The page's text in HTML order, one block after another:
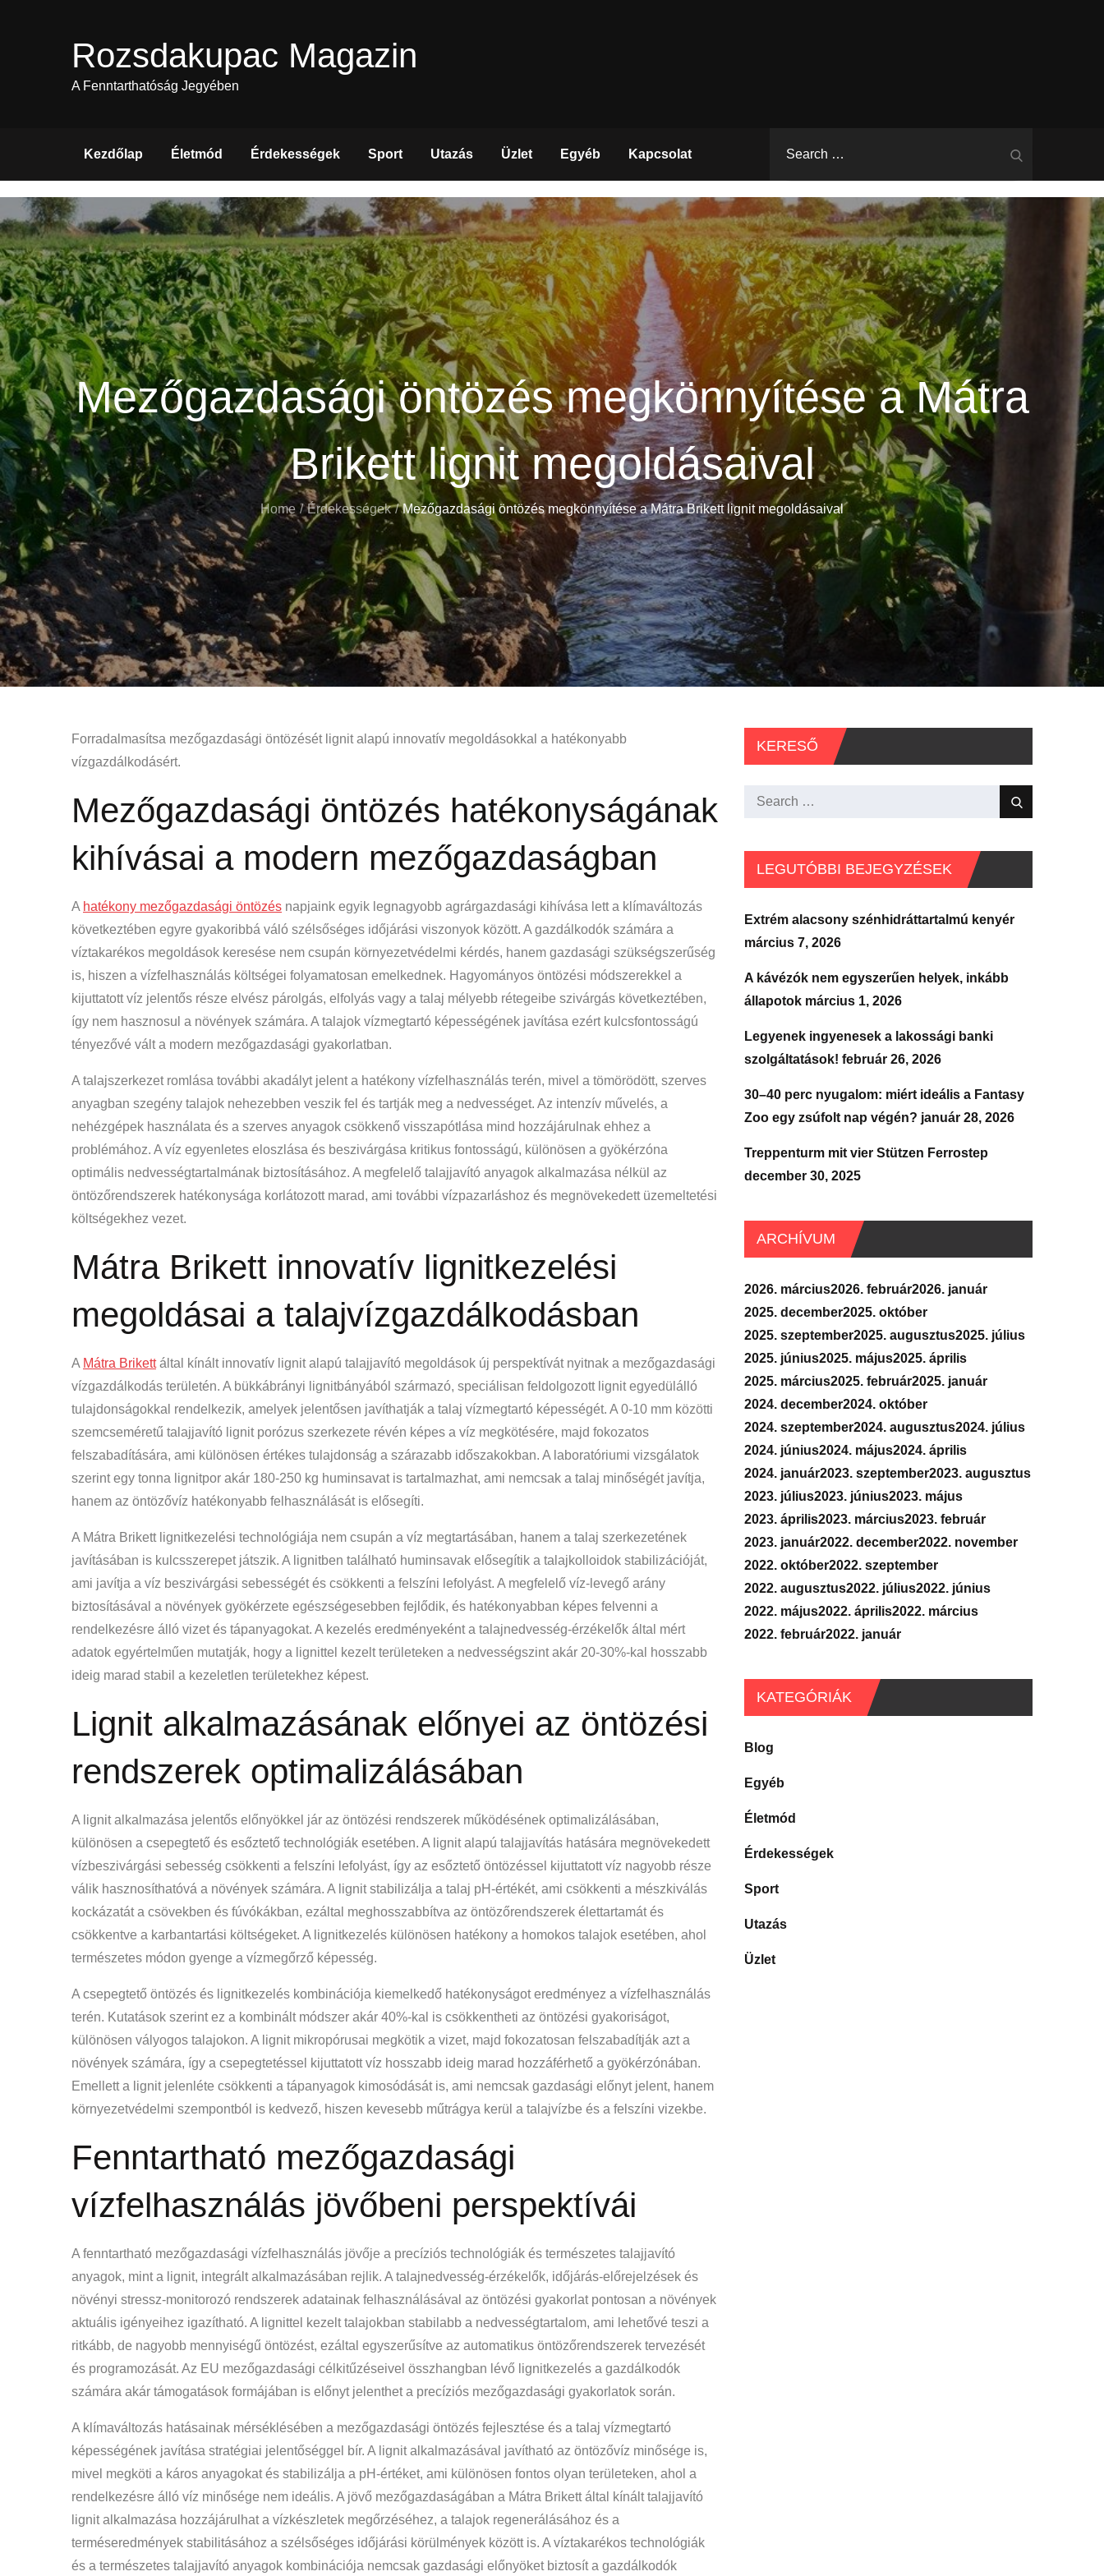
Rozsdakupac Magazin
A Fenntarthatóság Jegyében
Kezdőlap Életmód Érdekességek Sport Utazás Üzlet Egyéb Kapcsolat
Mezőgazdasági öntözés megkönnyítése a Mátra
Brikett lignit megoldásaival
Home Érdekességek Mezőgazdasági öntözés megkönnyítése a Mátra Brikett lignit megoldásaival
Forradalmasítsa mezőgazdasági öntözését lignit alapú innovatív megoldásokkal a hatékonyabb
vízgazdálkodásért.
Mezőgazdasági öntözés hatékonyságának
kihívásai a modern mezőgazdaságban
A hatékony mezőgazdasági öntözés napjaink egyik legnagyobb agrárgazdasági kihívása lett a klímaváltozás
következtében egyre gyakoribbá váló szélsőséges időjárási viszonyok között. A gazdálkodók számára a
víztakarékos megoldások keresése nem csupán környezetvédelmi kérdés, hanem gazdasági szükségszerűség
is, hiszen a vízfelhasználás költségei folyamatosan emelkednek. Hagyományos öntözési módszerekkel a
kijuttatott víz jelentős része elvész párolgás, elfolyás vagy a talaj mélyebb rétegeibe szivárgás következtében,
így nem hasznosul a növények számára. A talajok vízmegtartó képességének javítása ezért kulcsfontosságú
tényezővé vált a modern mezőgazdasági gyakorlatban.
A talajszerkezet romlása további akadályt jelent a hatékony vízfelhasználás terén, mivel a tömörödött, szerves
anyagban szegény talajok nehezebben veszik fel és tartják meg a nedvességet. Az intenzív művelés, a
nehézgépek használata és a szerves anyagok csökkenő visszapótlása mind hozzájárulnak ehhez a
problémához. A víz egyenletes eloszlása és beszivárgása kritikus fontosságú, különösen a gyökérzóna
optimális nedvességtartalmának biztosításához. A megfelelő talajjavító anyagok alkalmazása nélkül az
öntözőrendszerek hatékonysága korlátozott marad, ami további vízpazarláshoz és megnövekedett üzemeltetési
költségekhez vezet.
Mátra Brikett innovatív lignitkezelési
megoldásai a talajvízgazdálkodásban
A Mátra Brikettáltal kínált innovatív lignit alapú talajjavító megoldások új perspektívát nyitnak a mezőgazdasági
vízgazdálkodás területén. A bükkábrányi lignitbányából származó, speciálisan feldolgozott lignit egyedülálló
tulajdonságokkal rendelkezik, amelyek jelentősen javíthatják a talaj vízmegtartó képességét. A 0-10 mm közötti
szemcseméretű talajjavító lignit porózus szerkezete révén képes a víz megkötésére, majd fokozatos
felszabadítására, ami különösen értékes tulajdonság a szárazabb időszakokban. A laboratóriumi vizsgálatok
szerint egy tonna lignitpor akár 180-250 kg huminsavat is tartalmazhat, ami nemcsak a talaj minőségét javítja,
hanem az öntözővíz hatékonyabb felhasználását is elősegíti.
A Mátra Brikett lignitkezelési technológiája nem csupán a víz megtartásában, hanem a talaj szerkezetének
javításában is kulcsszerepet játszik. A lignitben található huminsavak elősegítik a talajkolloidok stabilizációját,
ami javítja a víz beszivárgási sebességét és csökkenti a felszíni lefolyást. A megfelelő víz-levegő arány
biztosításával a növények gyökérzete egészségesebben fejlődik, és hatékonyabban képes felvenni a
rendelkezésre álló vizet és tápanyagokat. A kezelés eredményeként a talajnedvesség-érzékelők által mért
adatok egyértelműen mutatják, hogy a lignittel kezelt területeken a nedvességszint akár 20-30%-kal hosszabb
ideig marad stabil a kezeletlen területekhez képest.
Lignit alkalmazásának előnyei az öntözési
rendszerek optimalizálásában
A lignit alkalmazása jelentős előnyökkel jár az öntözési rendszerek működésének optimalizálásában,
különösen a csepegtető és esőztető technológiák esetében. A lignit alapú talajjavítás hatására megnövekedett
vízbeszivárgási sebesség csökkenti a felszíni lefolyást, így az esőztető öntözéssel kijuttatott víz nagyobb része
válik hasznosíthatóvá a növények számára. A lignit stabilizálja a talaj pH-értékét, ami csökkenti a mészkiválás
kockázatát a csövekben és fúvókákban, ezáltal meghosszabbítva az öntözőrendszerek élettartamát és
csökkentve a karbantartási költségeket. A lignitkezelés különösen hatékony a homokos talajok esetében, ahol
természetes módon gyenge a vízmegőrző képesség.
A csepegtető öntözés és lignitkezelés kombinációja kiemelkedő hatékonyságot eredményez a vízfelhasználás
terén. Kutatások szerint ez a kombinált módszer akár 40%-kal is csökkentheti az öntözési gyakoriságot,
különösen vályogos talajokon. A lignit mikropórusai megkötik a vizet, majd fokozatosan felszabadítják azt a
növények számára, így a csepegtetéssel kijuttatott víz hosszabb ideig marad hozzáférhető a gyökérzónában.
Emellett a lignit jelenléte csökkenti a tápanyagok kimosódását is, ami nemcsak gazdasági előnyt jelent, hanem
környezetvédelmi szempontból is kedvező, hiszen kevesebb műtrágya kerül a talajvízbe és a felszíni vizekbe.
Fenntartható mezőgazdasági
vízfelhasználás jövőbeni perspektívái
A fenntartható mezőgazdasági vízfelhasználás jövője a precíziós technológiák és természetes talajjavító
anyagok, mint a lignit, integrált alkalmazásában rejlik. A talajnedvesség-érzékelők, időjárás-előrejelzések és
növényi stressz-monitorozó rendszerek adatainak felhasználásával az öntözési gyakorlat pontosan a növények
aktuális igényeihez igazítható. A lignittel kezelt talajokban stabilabb a nedvességtartalom, ami lehetővé teszi a
ritkább, de nagyobb mennyiségű öntözést, ezáltal egyszerűsítve az automatikus öntözőrendszerek tervezését
és programozását. Az EU mezőgazdasági célkitűzéseivel összhangban lévő lignitkezelés a gazdálkodók
számára akár támogatások formájában is előnyt jelenthet a precíziós mezőgazdasági gyakorlatok során.
A klímaváltozás hatásainak mérséklésében a mezőgazdasági öntözés fejlesztése és a talaj vízmegtartó
képességének javítása stratégiai jelentőséggel bír. A lignit alkalmazásával javítható az öntözővíz minősége is,
mivel megköti a káros anyagokat és stabilizálja a pH-értéket, ami különösen fontos olyan területeken, ahol a
rendelkezésre álló víz minősége nem ideális. A jövő mezőgazdaságában a Mátra Brikett által kínált talajjavító
lignit alkalmazása hozzájárulhat a vízkészletek megőrzéséhez, a talajok regenerálásához és a
terméseredmények stabilitásához a szélsőséges időjárási körülmények között is. A víztakarékos technológiák
és a természetes talajjavító anyagok kombinációja nemcsak gazdasági előnyöket biztosít a gazdálkodók
KERESŐ
Search
Search
LEGUTÓBBI BEJEGYZÉSEK
Extrém alacsony szénhidráttartalmú kenyér
március 7, 2026
A kávézók nem egyszerűen helyek, inkább
állapotok március 1, 2026
Legyenek ingyenesek a lakossági banki
szolgáltatások! február 26, 2026
30–40 perc nyugalom: miért ideális a Fantasy
Zoo egy zsúfolt nap végén? január 28, 2026
Treppenturm mit vier Stützen Ferrostep
december 30, 2025
ARCHÍVUM
2026. március2026. február2026. január
2025. december2025. október
2025. szeptember2025. augusztus2025. július
2025. június2025. május2025. április
2025. március2025. február2025. január
2024. december2024. október
2024. szeptember2024. augusztus2024. július
2024. június2024. május2024. április
2024. január2023. szeptember2023. augusztus
2023. július2023. június2023. május
2023. április2023. március2023. február
2023. január2022. december2022. november
2022. október2022. szeptember
2022. augusztus2022. július2022. június
2022. május2022. április2022. március
2022. február2022. január
KATEGÓRIÁK
Blog
Egyéb
Életmód
Érdekességek
Sport
Utazás
Üzlet